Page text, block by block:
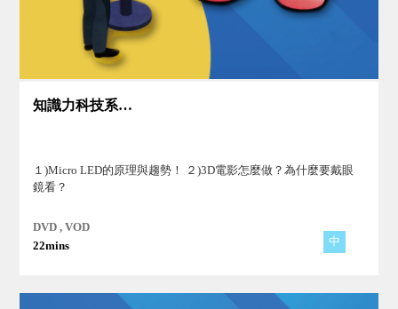
知識力科技系列Ⅱ(4)
１)Micro LED的原理與趨勢！ ２)3D電影怎麼做？為什麼要戴眼
鏡看？
DVD , VOD
22mins
中